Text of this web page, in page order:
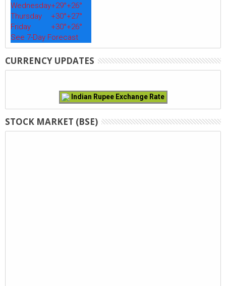
Wednesday+29°+26°
Thursday
+30°+27°
Friday
+30°+26°
See 7-Day Forecast
CURRENCY UPDATES
Indian Rupee Exchange Rate
STOCK MARKET (BSE)